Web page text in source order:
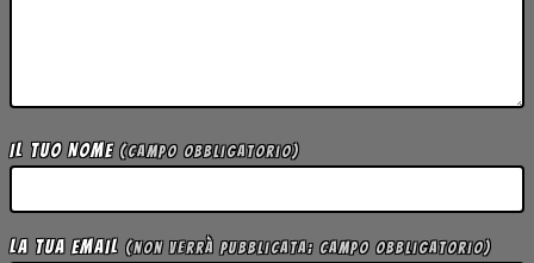
Il tuo Nome (campo obbligatorio)
La tua Email (non verrà pubblicata; campo obbligatorio)